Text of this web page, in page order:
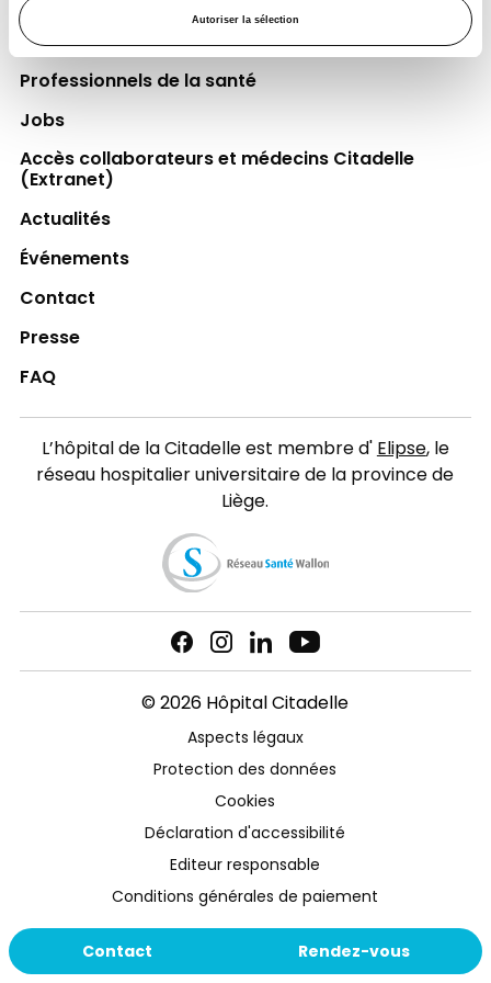
Autoriser la sélection
Contact Rendez-vous
Espace Patient
Professionnels de la santé
Jobs
Accès collaborateurs et médecins Citadelle
(Extranet)
Actualités
Événements
Contact
Presse
FAQ
L’hôpital de la Citadelle est membre d'Elipse, le
réseau hospitalier universitaire de la province de
Liège.
© 2026 Hôpital Citadelle
Aspects légaux
Protection des données
Cookies
Déclaration d'accessibilité
Editeur responsable
Conditions générales de paiement